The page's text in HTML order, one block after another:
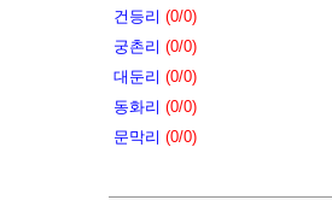
건등리 (0/0)
궁촌리 (0/0)
대둔리 (0/0)
동화리 (0/0)
문막리 (0/0)